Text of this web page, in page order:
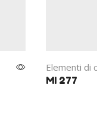
Elementi di
MI 277